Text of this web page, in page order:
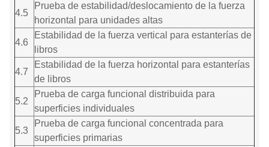
4.5
Prueba de estabilidad/deslocamiento de la fuerza
horizontal para unidades altas
4.6
Estabilidad de la fuerza vertical para estanterías de
libros
4.7
Estabilidad de la fuerza horizontal para estanterías
de libros
5.2
Prueba de carga funcional distribuida para
superficies individuales
5.3
Prueba de carga funcional concentrada para
superficies primarias